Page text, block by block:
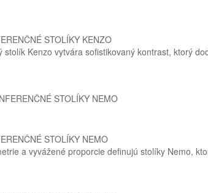
STOLÍKY KENZO
stolík Kenzo vytvára sofistikovaný kontrast, ktorý
STOLÍKY NEMO
a vyvážené proporcie definujú stolíky Nemo,